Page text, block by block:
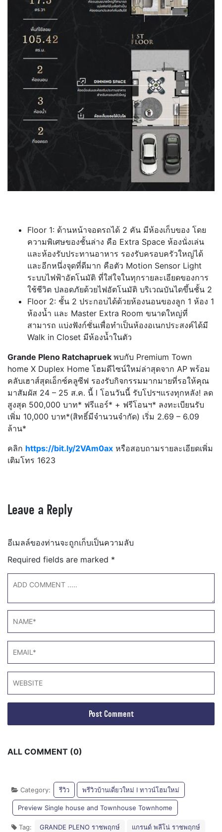
Floor 1: ด้านหน้าจอดรถได้ 2 คัน มีห้องเก็บของ โดย
ความพิเศษของชั้นล่าง คือ Extra Space ห้องนั่งเล่น
และห้องรับประทานอาหาร รองรับครอบครัวใหญ่ได้
และอีกหนึ่งจุดที่ดีมาก คือตัว Motion Sensor Light
ระบบไฟฟ้าอัตโนมัติ ที่ใส่ใจในทุกรายละเอียดของการ
ใช้ชีวิต ปลอดภัยด้วยไฟอัตโนมัติ บริเวณบันไดขึ้นชั้น 2
Floor 2: ชั้น 2 ประกอบได้ด้วยห้องนอนของลูก 1 ห้อง 1
ห้องน้ำ และ Master Extra Room ขนาดใหญ่ที่
สามารถ แบ่งฟังก์ชั่นเพื่อทำเป็นห้องอเนกประสงค์ได้มี
Walk in Closet มีห้องน้ำในตัว
Grande Pleno Ratchapruek พบกับ Premium Town
home X Duplex Home โฮมดีไซน์ใหม่ล่าสุดจาก AP พร้อม
คลับเฮาส์สุดเอ็กซ์คลูซีฟ รองรับกิจกรรมมากมายที่รอให้คุณ
มาสัมผัส 24 – 25 ส.ค. นี้ l โอนวันนี้ รับโปรฯแรงทุกหลัง! ลด
สูงสุด 500,000 บาท* ฟรีแอร์* + ฟรีโอนฯ* ลงทะเบียนรับ
เพิ่ม 10,000 บาท*(สิทธิ์มีจำนวนจำกัด) เริ่ม 2.69 – 6.09
ล้าน*
คลิก https://bit.ly/2VAm0ax หรือสอบถามรายละเอียดเพิ่ม
เติมโทร 1623
Leave a Reply
อีเมลล์ของท่านจะถูกเก็บเป็นความลับ
Required fields are marked *
ALL COMMENT (0)
Category: รีวิว พรีวิวบ้านเดี่ยวใหม่ I ทาวน์โฮมใหม่
Preview Single house and Townhouse Townhome
Tag: GRANDE PLENO ราชพฤกษ์ แกรนด์ พลีโน่ ราชพฤกษ์